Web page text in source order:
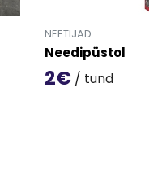
NEETIJAD
Needipüstol
2€ / tund